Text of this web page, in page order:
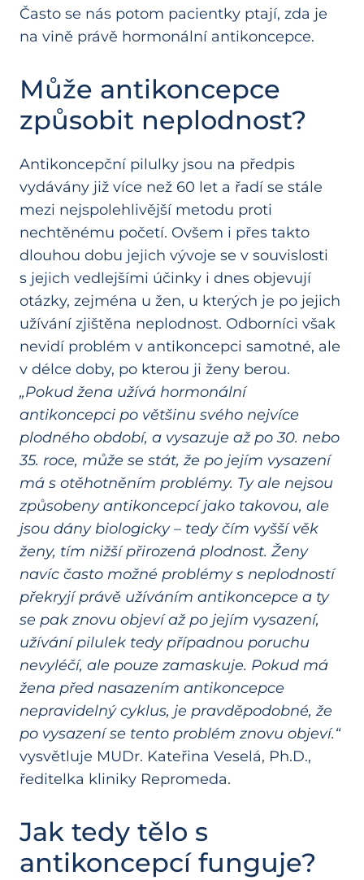
Často se nás potom pacientky ptají, zda je
na vině právě hormonální antikoncepce.
Může antikoncepce
způsobit neplodnost?
Antikoncepční pilulky jsou na předpis
vydávány již více než 60 let a řadí se stále
mezi nejspolehlivější metodu proti
nechtěnému početí. Ovšem i přes takto
dlouhou dobu jejich vývoje se v souvislosti
s jejich vedlejšími účinky i dnes objevují
otázky, zejména u žen, u kterých je po jejich
užívání zjištěna neplodnost. Odborníci však
nevidí problém v antikoncepci samotné, ale
v délce doby, po kterou ji ženy berou.
„Pokud žena užívá hormonální
antikoncepci po většinu svého nejvíce
plodného období, a vysazuje až po 30. nebo
35. roce, může se stát, že po jejím vysazení
má s otěhotněním problémy. Ty ale nejsou
způsobeny antikoncepcí jako takovou, ale
jsou dány biologicky – tedy čím vyšší věk
ženy, tím nižší přirozená plodnost. Ženy
navíc často možné problémy s neplodností
překryjí právě užíváním antikoncepce a ty
se pak znovu objeví až po jejím vysazení,
užívání pilulek tedy případnou poruchu
nevyléčí, ale pouze zamaskuje. Pokud má
žena před nasazením antikoncepce
nepravidelný cyklus, je pravděpodobné, že
po vysazení se tento problém znovu objeví.“
vysvětluje MUDr. Kateřina Veselá, Ph.D.,
ředitelka kliniky Repromeda.
Jak tedy tělo s
antikoncepcí funguje?